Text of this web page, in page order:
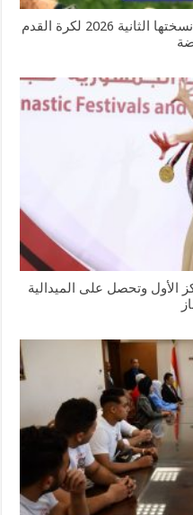
إطلاق بطولة جسور الرمضانية في نسختها الثانية 2026 لكرة القدم
الأول وتحصل على الميدالية